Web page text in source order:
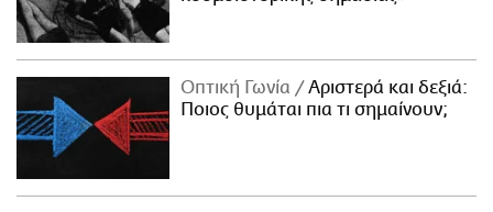
Οπτική Γωνία
Αριστερά και δεξιά:
Ποιος θυμάται πια τι σημαίνουν;